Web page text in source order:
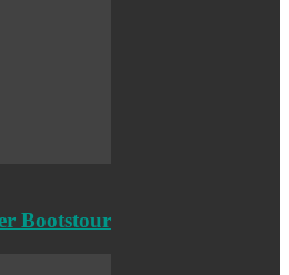
Bootstour